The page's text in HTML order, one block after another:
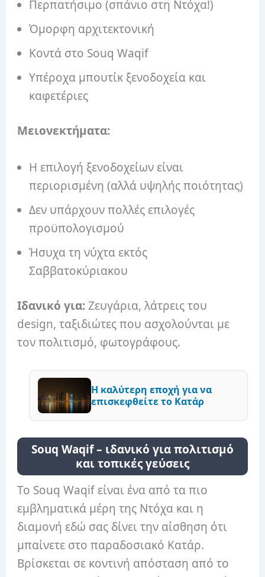
Περπατήσιμο (σπάνιο στη Ντόχα!)
Όμορφη αρχιτεκτονική
Κοντά στο Souq Waqif
Υπέροχα μπουτίκ ξενοδοχεία και
καφετέριες
Μειονεκτήματα:
Η επιλογή ξενοδοχείων είναι
περιορισμένη (αλλά υψηλής ποιότητας)
Δεν υπάρχουν πολλές επιλογές
προϋπολογισμού
Ήσυχα τη νύχτα εκτός
Σαββατοκύριακου
Ιδανικό για:Ζευγάρια, λάτρεις του
design, ταξιδιώτες που ασχολούνται με
τον πολιτισμό, φωτογράφους.
Η καλύτερη εποχή για να
επισκεφθείτε το Κατάρ
Souq Waqif – ιδανικό για πολιτισμό
και τοπικές γεύσεις
Το Souq Waqif είναι ένα από τα πιο
εμβληματικά μέρη της Ντόχα και η
διαμονή εδώ σας δίνει την αίσθηση ότι
μπαίνετε στο παραδοσιακό Κατάρ.
Βρίσκεται σε κοντινή απόσταση από το